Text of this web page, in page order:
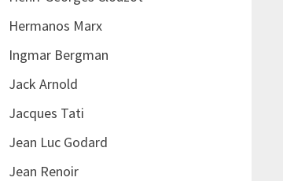
Hermanos Marx
Ingmar Bergman
Jack Arnold
Jacques Tati
Jean Luc Godard
Jean Renoir